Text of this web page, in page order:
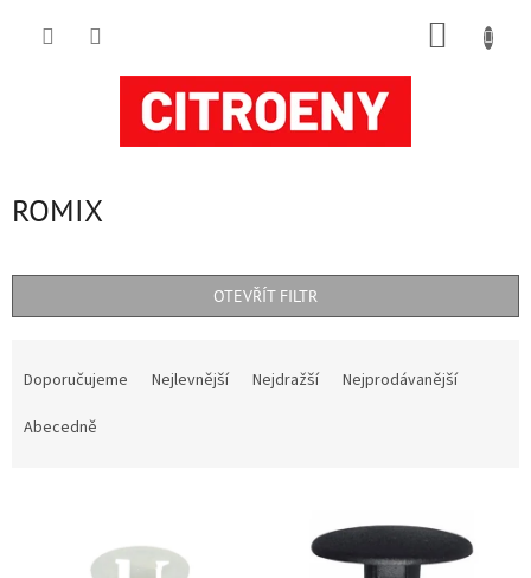
ROMIX
OTEVŘÍT FILTR
Doporučujeme Nejlevnější Nejdražší
Nejprodávanější
Abecedně